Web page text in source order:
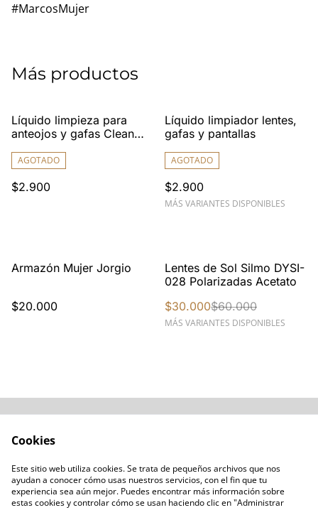
#MarcosMujer
Más productos
Líquido limpieza para
anteojos y gafas Clean
AGOTADO
$2.900
Líquido limpiador lentes,
gafas y pantallas
AGOTADO
$2.900
MÁS VARIANTES DISPONIBLES
Armazón Mujer Jorgio
$20.000
%
Lentes de Sol Silmo DYSI-
028 Polarizadas Acetato
$30.000$60.000
MÁS VARIANTES DISPONIBLES
Condiciones
Política de Privacidad
Blogs
Cookies
Este sitio web utiliza cookies. Se trata de pequeños archivos que nos
ayudan a conocer cómo usas nuestros servicios, con el fin que tu
experiencia sea aún mejor. Puedes encontrar más información sobre
estas cookies y controlar cómo se usan haciendo clic en "Administrar